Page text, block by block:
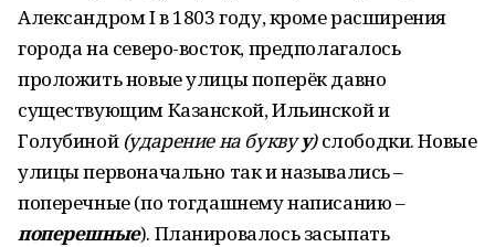
Александром I в 1803 году, кроме расширения
города на северо-восток, предполагалось
проложить новые улицы поперёк давно
существующим Казанской, Ильинской и
Голубиной (ударение на буквуу)слободки. Новые
улицы первоначально так и назывались –
поперечные (по тогдашнему написанию –
поперешные). Планировалось засыпать